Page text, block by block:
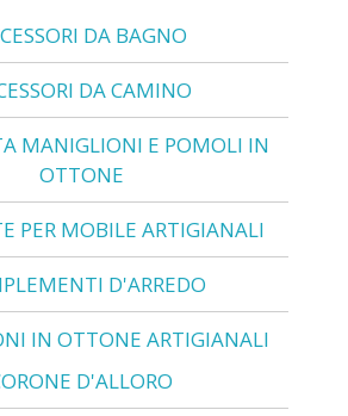
DA BAGNO
DA CAMINO
MANIGLIONI E POMOLI IN
OTTONE
PER MOBILE ARTIGIANALI
D'ARREDO
IN OTTONE ARTIGIANALI
D'ALLORO